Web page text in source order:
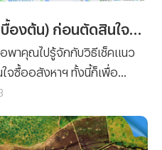
พาคุณไปรู้จักกับวิธีเช็คแนว
จซื้ออสังหาฯ ทั้งนี้ก็เพื่อ
บอกได้เลยว่าไม่มีใครอยาก